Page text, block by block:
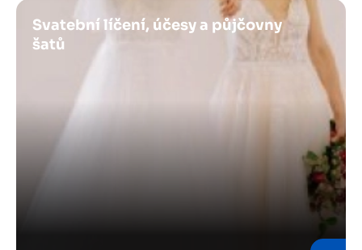
Obrázek
Svatební líčení, účesy a půjčovny
šatů